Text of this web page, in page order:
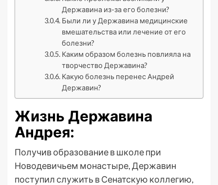
Державина из-за его болезни?
Были ли у Державина медицинские
вмешательства или лечение от его
болезни?
Каким образом болезнь повлияла на
творчество Державина?
Какую болезнь перенес Андрей
Державин?
Жизнь Державина
Андрея:
Получив образование в школе при
Новодевичьем монастыре, Державин
поступил служить в Сенатскую коллегию,